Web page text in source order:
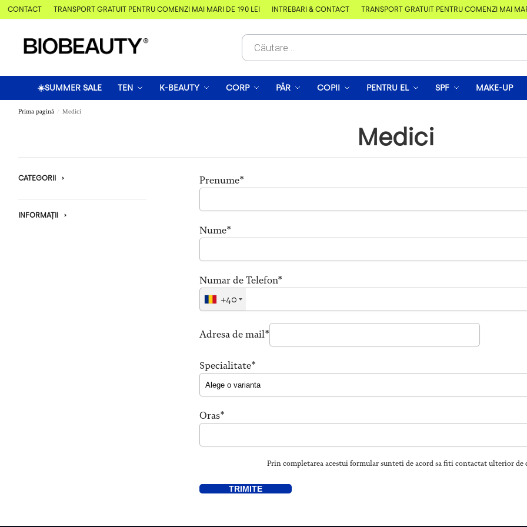
CONTACT TRANSPORT GRATUIT PENTRU COMENZI MAI MARI DE 190 LEI ÎNTREBĂRI & CONTACT TRANSPORT GRATUIT PENTRU COMENZI MAI
☀️SUMMER SALE TEN K-BEAUTY CORP PĂR COPII PENTRU EL SPF MAKE-UP
Prima pagină / Medici
Medici
Prenume*
Nume*
Numar de Telefon*
+40
Adresa de mail*
Specialitate*
Oras*
Prin completarea acestui formular sunteti de acord sa fiti contactat ulterior
CATEGORII ›
INFORMAȚII ›